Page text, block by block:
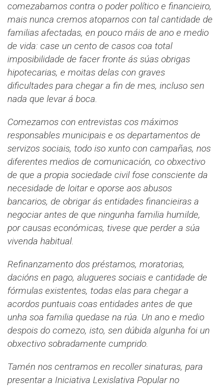
comezabamos contra o poder político e financieiro,
mais nunca cremos atoparnos con tal cantidade de
familias afectadas, en pouco máis de ano e medio
de vida: case un cento de casos coa total
imposibilidade de facer fronte ás súas obrigas
hipotecarias, e moitas delas con graves
dificultades para chegar a fin de mes, incluso sen
nada que levar á boca.
Comezamos con entrevistas cos máximos
responsables municipais e os departamentos de
servizos sociais, todo iso xunto con campañas, nos
diferentes medios de comunicación, co obxectivo
de que a propia sociedade civil fose consciente da
necesidade de loitar e oporse aos abusos
bancarios, de obrigar ás entidades financieiras a
negociar antes de que ningunha familia humilde,
por causas económicas, tivese que perder a súa
vivenda habitual.
Refinanzamento dos préstamos, moratorias,
dacións en pago, alugueres sociais e cantidade de
fórmulas existentes, todas elas para chegar a
acordos puntuais coas entidades antes de que
unha soa familia quedase na rúa. Un ano e medio
despois do comezo, isto, sen dúbida algunha foi un
obxectivo sobradamente cumprido.
Tamén nos centramos en recoller sinaturas, para
presentar a Iniciativa Lexislativa Popular no